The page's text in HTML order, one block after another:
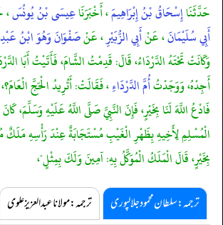
حَدَّثَنَاإِسْحَاقُ بْنُ إِبْرَاهِيمَ، أَخْبَرَنَاعِيسَى بْنُ يُونُسَ،
أَبِي سُلَيْمَانَ، عَنْأَبِي الزُّبَيْرِ، عَنْصَفْوَانَ وَهُوَ ابْنُ
وَكَانَتْ تَحْتَهُ الدَّرْدَاءُ، قَالَ: قَدِمْتُ الشَّامَ، فَأَتَيْتُ أَبَا
أَجِدْهُ، وَوَجَدْتُأُمَّ الدَّرْدَاءِ، فَقَالَتْ: أَتُرِيدُ الْحَجَّ
فَادْعُ اللَّهَ لَنَا بِخَيْرٍ، فَإِنّ النَّبِيَّ صَلَّى اللَّهُ عَلَيْهِ وَسَلَّمَ،
الْمُسْلِمِ لِأَخِيهِ بِظَهْرِ الْغَيْبِ مُسْتَجَابَةٌ عِنْدَ رَأْسِهِ مَلَكٌ
بِخَيْرٍ، قَالَ الْمَلَكُ الْمُوَكَّلُ بِهِ: آمِينَ وَلَكَ بِمِثْلٍ"،
ترجمہ:سلطان محمود جلالپوری ترجمہ:مولانا عبدالعزیز علوی